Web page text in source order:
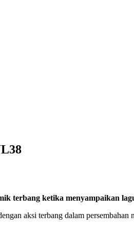
terbang ketika menyampaikan
aksi terbang dalam